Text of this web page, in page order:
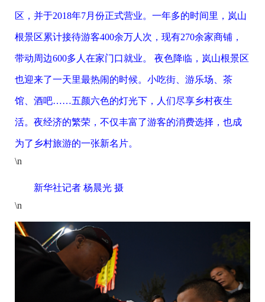
区，并于2018年7月份正式营业。一年多的时间里，岚山
根景区累计接待游客400余万人次，现有270余家商铺，
带动周边600多人在家门口就业。 夜色降临，岚山根景区
也迎来了一天里最热闹的时候。小吃街、游乐场、茶
馆、酒吧……五颜六色的灯光下，人们尽享乡村夜生
活。夜经济的繁荣，不仅丰富了游客的消费选择，也成
为了乡村旅游的一张新名片。
\n
新华社记者 杨晨光 摄
\n